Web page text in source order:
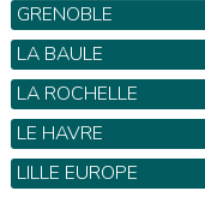
GRENOBLE
LA BAULE
LA ROCHELLE
LE HAVRE
LILLE EUROPE